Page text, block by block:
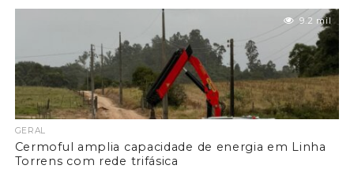
9.2 mil
GERAL
Cermoful amplia capacidade de energia em Linha
Torrens com rede trifásica